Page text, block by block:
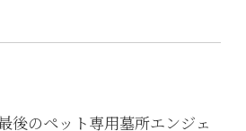
後のペット専用墓所エンジェ